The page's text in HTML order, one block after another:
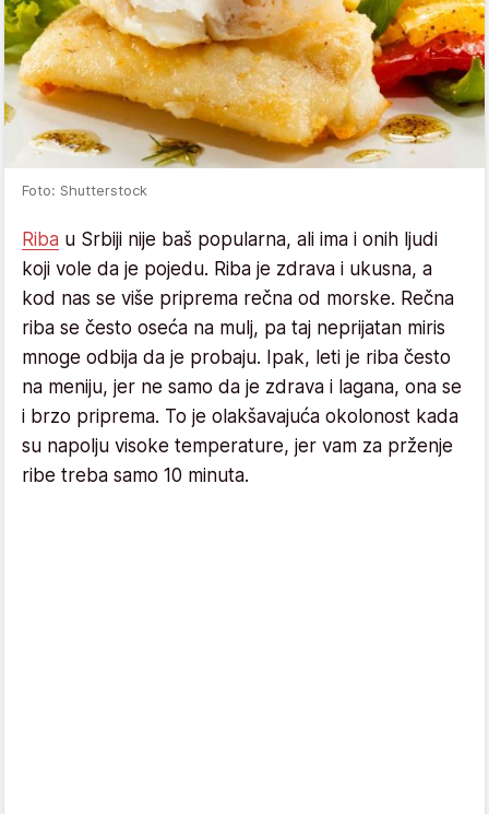
Foto: Shutterstock
Riba u Srbiji nije baš popularna, ali ima i onih ljudi
koji vole da je pojedu. Riba je zdrava i ukusna, a
kod nas se više priprema rečna od morske. Rečna
riba se često oseća na mulj, pa taj neprijatan miris
mnoge odbija da je probaju. Ipak, leti je riba često
na meniju, jer ne samo da je zdrava i lagana, ona se
i brzo priprema. To je olakšavajuća okolonost kada
su napolju visoke temperature, jer vam za prženje
ribe treba samo 10 minuta.